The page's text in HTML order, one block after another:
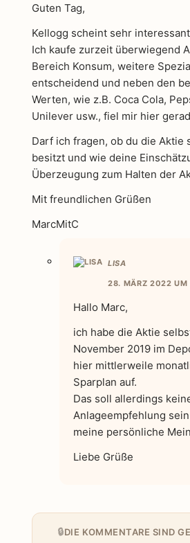
Guten Tag,
Kellogg scheint sehr
Ich kaufe zurzeit überwiegend
Bereich Konsum, weitere
entscheidend und neben den
Werten, wie z.B. Coca Cola,
Unilever usw., fiel mir hier
Darf ich fragen, ob du die Aktie
besitzt und wie deine
Überzeugung zum Halten der
Mit freundlichen Grüßen
MarcMitC
LISA
28. MÄRZ 2022 UM
Hallo Marc,
ich habe die Aktie
November 2019 im
hier mittlerweile
Sparplan auf.
Das soll allerdings
Anlageempfehlung
meine persönliche
Liebe Grüße
DIE KOMMENTARE SIND